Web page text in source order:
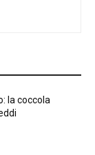
la coccola